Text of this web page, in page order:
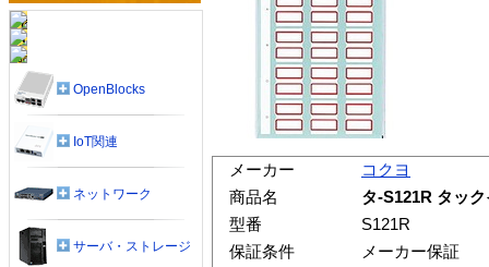
メーカー
コクヨ
商品名
タ-S121R タッ
型番
S121R
保証条件
メーカー保証
OpenBlocks
IoT関連
ネットワーク
サーバ・ストレージ